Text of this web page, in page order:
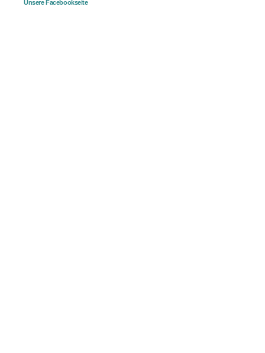
Unsere Facebookseite